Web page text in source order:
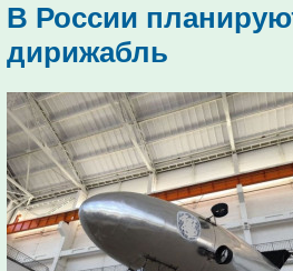
В России
дирижабль